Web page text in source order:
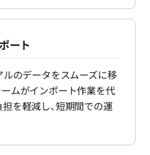
ート
ルのデータをスムーズに移
ムがインポート作業を代
を軽減し、短期間での運